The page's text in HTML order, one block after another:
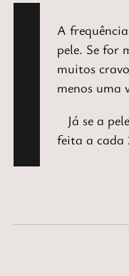
A
pele. Se for
muitos
menos uma
Já se a
feita a cada